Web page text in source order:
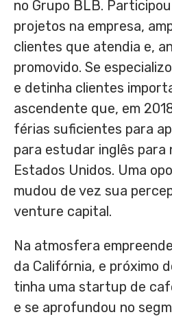
no Grupo BLB.
projetos na empresa,
clientes que atendia e,
promovido. Se
e detinha clientes
ascendente que, em
férias suficientes para
para estudar inglês para
Estados Unidos. Uma
mudou de vez sua
venture capital.
Na atmosfera
da Califórnia, e próximo
tinha uma startup de
e se aprofundou no